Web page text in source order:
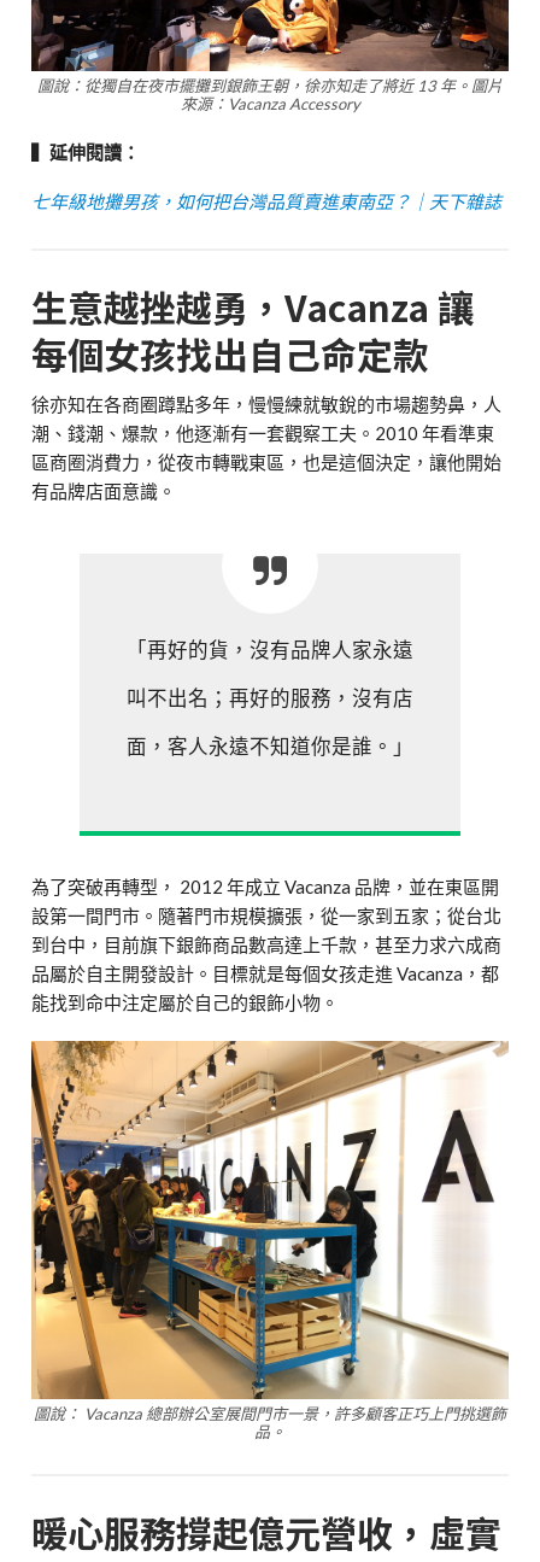
圖說：從獨自在夜市擺攤到銀飾王朝，徐亦知走了將近 13 年。圖片
來源：Vacanza Accessory
▍延伸閱讀：
七年級地攤男孩，如何把台灣品質賣進東南亞？｜天下雜誌
生意越挫越勇，Vacanza 讓
每個女孩找出自己命定款
徐亦知在各商圈蹲點多年，慢慢練就敏銳的市場趨勢鼻，人
潮、錢潮、爆款，他逐漸有一套觀察工夫。2010 年看準東
區商圈消費力，從夜市轉戰東區，也是這個決定，讓他開始
有品牌店面意識。
「再好的貨，沒有品牌人家永遠
叫不出名；再好的服務，沒有店
面，客人永遠不知道你是誰。」
為了突破再轉型， 2012 年成立 Vacanza 品牌，並在東區開
設第一間門市。隨著門市規模擴張，從一家到五家；從台北
到台中，目前旗下銀飾商品數高達上千款，甚至力求六成商
品屬於自主開發設計。目標就是每個女孩走進 Vacanza，都
能找到命中注定屬於自己的銀飾小物。
圖說： Vacanza 總部辦公室展間門市一景，許多顧客正巧上門挑選飾
品。
暖心服務撐起億元營收，虛實